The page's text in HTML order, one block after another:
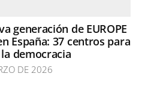
generación de EUROPE
España: 37 centros para
democracia
DE 2026